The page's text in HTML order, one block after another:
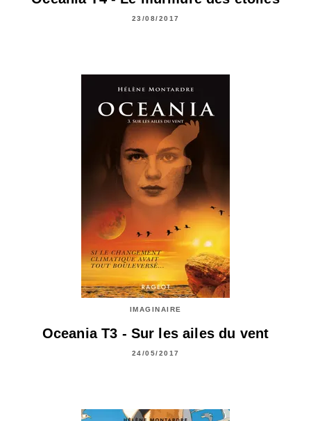
23/08/2017
IMAGINAIRE
Oceania T3 - Sur les ailes du vent
24/05/2017